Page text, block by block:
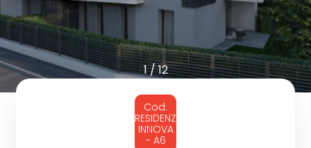
1/12
Cod.
RESIDENZA
INNOVA
- A6
ACQUISIZIONE
LAVORA
Scegli
dove
cercare